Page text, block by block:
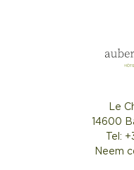
Le
14600
Tel:
Neem